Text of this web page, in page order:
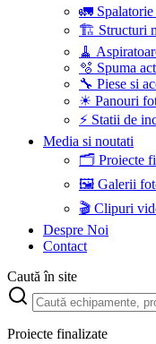
🚛 Spalatorie
🏗️ Structuri
🧹
🫧 Spuma
🔧 Piese si
☀ Panouri
⚡ Statii de
Media si noutati
🗂️ Proiecte
🖼️ Galerii
🎬 Clipuri
Despre Noi
Contact
Caută în site
Proiecte finalizate